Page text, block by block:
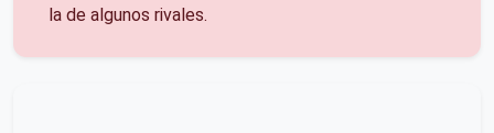
la de algunos rivales.